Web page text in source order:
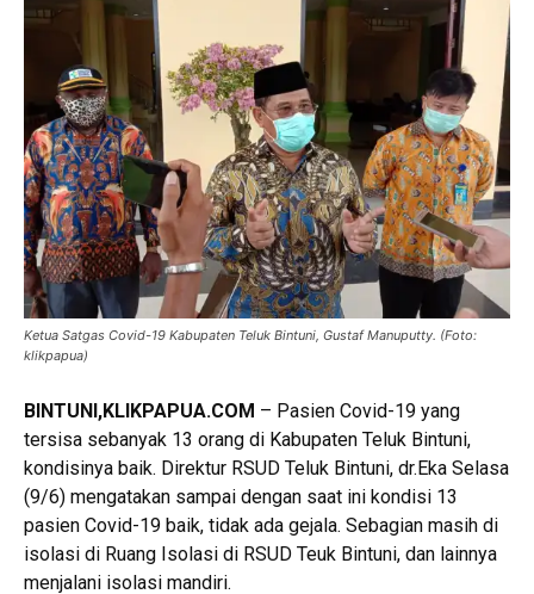
Ketua Satgas Covid-19 Kabupaten Teluk Bintuni, Gustaf Manuputty. (Foto:
klikpapua)
BINTUNI,KLIKPAPUA.COM – Pasien Covid-19 yang
tersisa sebanyak 13 orang di Kabupaten Teluk Bintuni,
kondisinya baik. Direktur RSUD Teluk Bintuni, dr.Eka Selasa
(9/6) mengatakan sampai dengan saat ini kondisi 13
pasien Covid-19 baik, tidak ada gejala. Sebagian masih di
isolasi di Ruang Isolasi di RSUD Teuk Bintuni, dan lainnya
menjalani isolasi mandiri.